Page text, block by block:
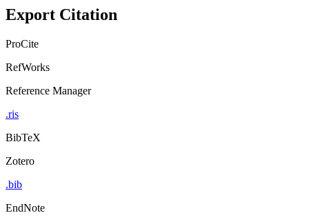
Export Citation
ProCite
RefWorks
Reference Manager
.ris
BibTeX
Zotero
.bib
EndNote